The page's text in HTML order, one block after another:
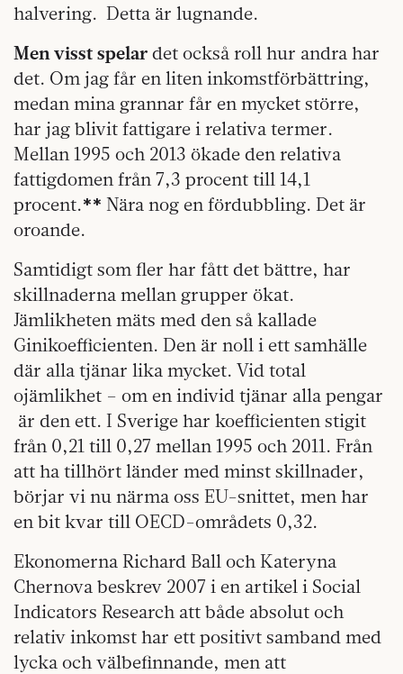
halvering. Detta är lugnande.
Men visst spelar det också roll hur andra har
det. Om jag får en liten inkomstförbättring,
medan mina grannar får en mycket större,
har jag blivit fattigare i relativa termer.
Mellan 1995 och 2013 ökade den relativa
fattigdomen från 7,3 procent till 14,1
procent.** Nära nog en fördubbling. Det är
oroande.
Samtidigt som fler har fått det bättre, har
skillnaderna mellan grupper ökat.
Jämlikheten mäts med den så kallade
Ginikoefficienten. Den är noll i ett samhälle
där alla tjänar lika mycket. Vid total
ojämlikhet – om en individ tjänar alla pengar
är den ett. I Sverige har koefficienten stigit
från 0,21 till 0,27 mellan 1995 och 2011. Från
att ha tillhört länder med minst skillnader,
börjar vi nu närma oss EU-snittet, men har
en bit kvar till OECD-områdets 0,32.
Ekonomerna Richard Ball och Kateryna
Chernova beskrev 2007 i en artikel i Social
Indicators Research att både absolut och
relativ inkomst har ett positivt samband med
lycka och välbefinnande, men att